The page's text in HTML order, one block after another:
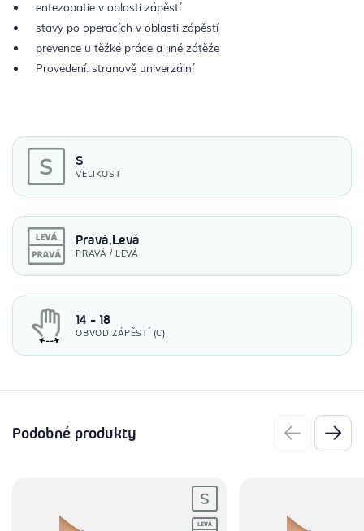
entezopatie v oblasti zápěstí
stavy po operacích v oblasti zápěstí
prevence u těžké práce a jiné zátěže
Provedení: stranově univerzální
S
VELIKOST
Pravá,Levá
PRAVÁ / LEVÁ
14 - 18
OBVOD ZÁPĚSTÍ (C)
Podobné produkty